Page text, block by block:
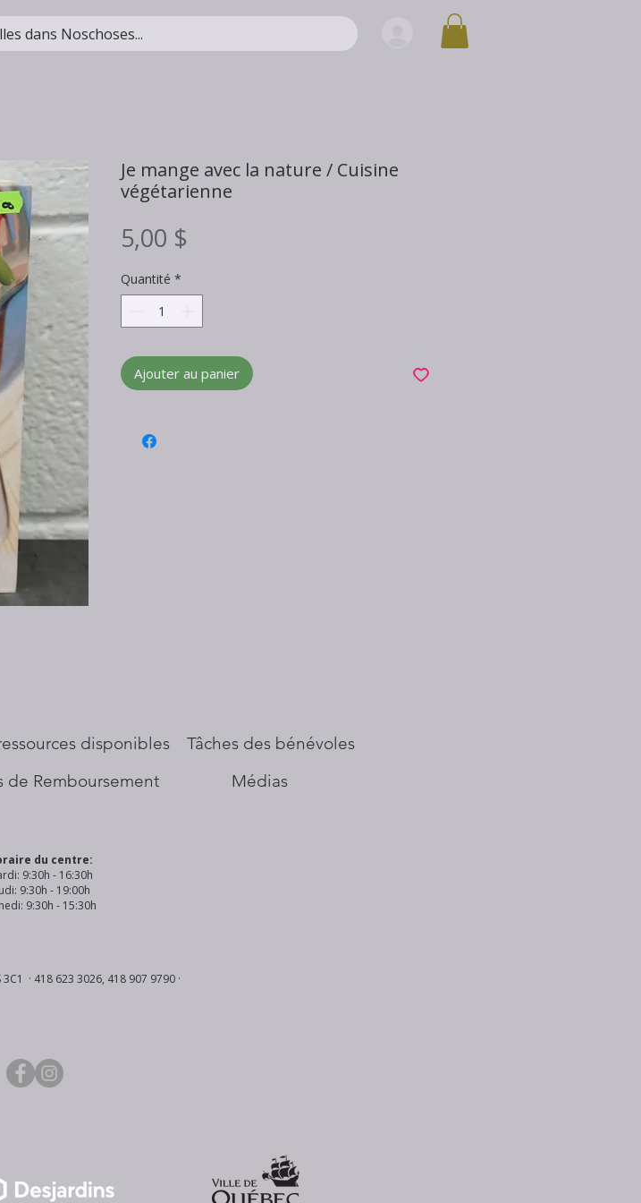
dans Noschoses...
Je mange avec la nature / Cuisine
végétarienne
5,00 $
Quantité *
Ajouter au panier
disponibles
de Remboursement
Tâches des bénévoles
Médias
du centre:
9:30h - 16:30h
9:30h - 19:00h
9:30h - 15:30h
· 418 623 3026, 418 907 9790 ·